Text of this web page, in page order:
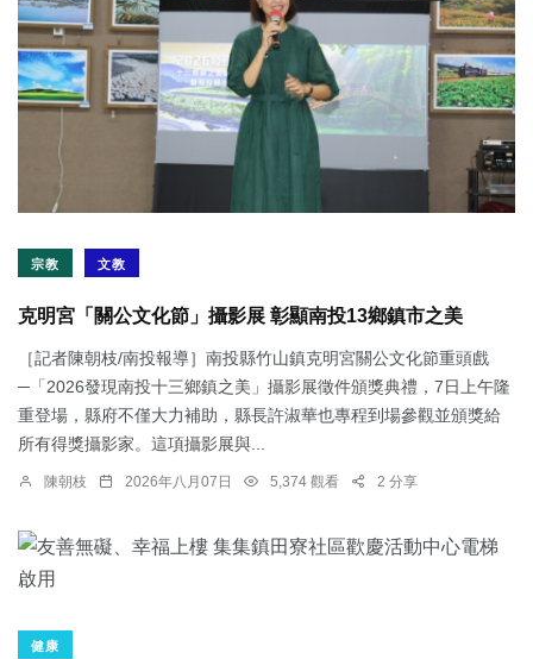
宗教 文教
克明宮「關公文化節」攝影展 彰顯南投13鄉鎮市之美
［記者陳朝枝/南投報導］南投縣竹山鎮克明宮關公文化節重頭戲
─「2026發現南投十三鄉鎮之美」攝影展徵件頒獎典禮，7日上午隆
重登場，縣府不僅大力補助，縣長許淑華也專程到場參觀並頒獎給
所有得獎攝影家。這項攝影展與...
陳朝枝 2026年八月07日 5,374 觀看 2 分享
健康